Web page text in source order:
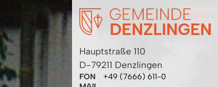
Hauptstraße 110
D-79211 Denzlingen
FON
+49 (7666) 611-0